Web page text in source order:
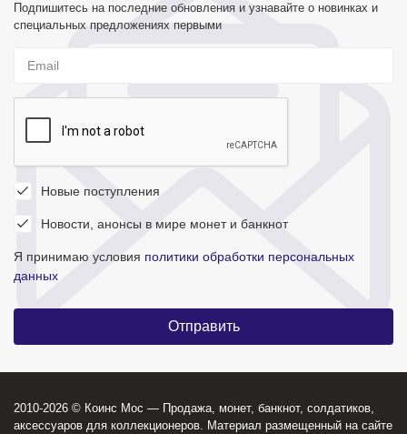
Подпишитесь на последние обновления и узнавайте о новинках и
специальных предложениях первыми
Новые поступления
Новости, анонсы в мире монет и банкнот
Я принимаю условия политики обработки персональных
данных
2010-2026 © Коинс Мос — Продажа, монет, банкнот, солдатиков,
аксессуаров для коллекционеров. Материал размещенный на сайте